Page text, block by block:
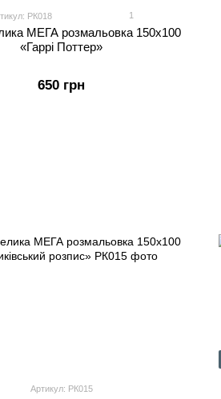
РК018 1
МЕГА розмальовка 150х100
«Гаррі Поттер»
650 грн
Артикул: РК015